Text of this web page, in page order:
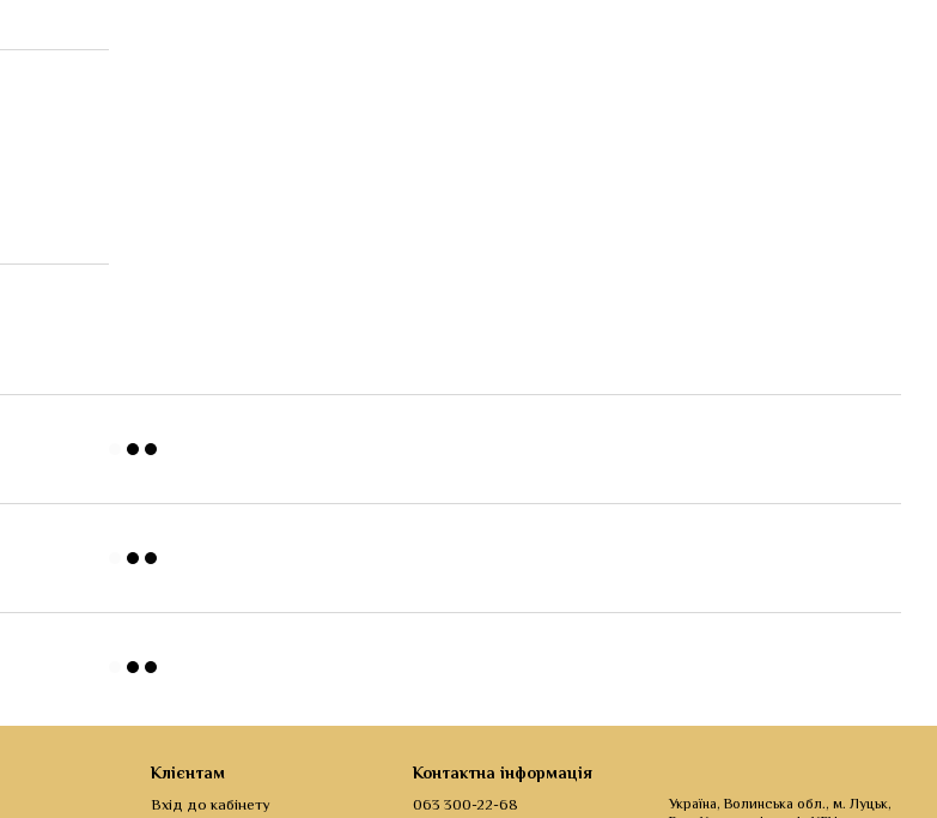
Клієнтам
Вхід до кабінету
Контактна інформація
063 300-22-68
Україна, Волинська обл., м. Луцьк,